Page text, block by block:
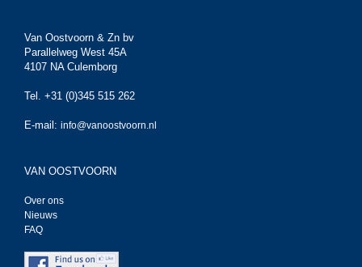
Van Oostvoorn & Zn bv
Parallelweg West 45A
4107 NA Culemborg
Tel. +31 (0)345 515 262
E-mail: info@vanoostvoorn.nl
VAN OOSTVOORN
Over ons
Nieuws
FAQ